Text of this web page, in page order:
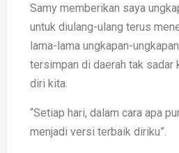
Samy memberikan saya
untuk diulang-ulang terus
lama-lama ungkapan-
tersimpan di daerah tak sadar
diri kita.
“Setiap hari, dalam cara apa
menjadi versi terbaik diriku”.